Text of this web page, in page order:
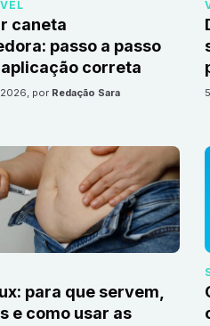
caneta
passo a passo
correta
2026, por Redação Sara
para que servem,
e como usar as